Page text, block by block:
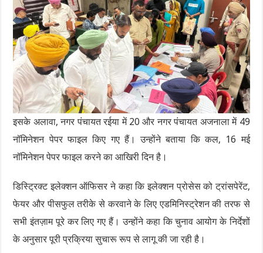
इसके अलावा, नगर पंचायत रईया में 20 और नगर पंचायत अजनाला में 49
नॉमिनेशन पेपर फाइल किए गए हैं। उन्होंने बताया कि कल, 16 मई
नॉमिनेशन पेपर फाइल करने का आखिरी दिन है।
डिस्ट्रिक्ट इलेक्शन ऑफिसर ने कहा कि इलेक्शन प्रोसेस को ट्रांसपेरेंट,
फेयर और पीसफुल तरीके से करवाने के लिए एडमिनिस्ट्रेशन की तरफ से
सभी इंतज़ाम पूरे कर लिए गए हैं। उन्होंने कहा कि चुनाव आयोग के निर्देशों
के अनुसार पूरी प्रक्रिया सुचारू रूप से लागू की जा रही है।